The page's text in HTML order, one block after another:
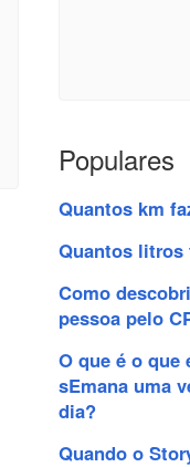
Populares
Quantos km
Quantos litros
Como
pessoa pelo
O que é o que
sEmana uma
dia?
Quando o